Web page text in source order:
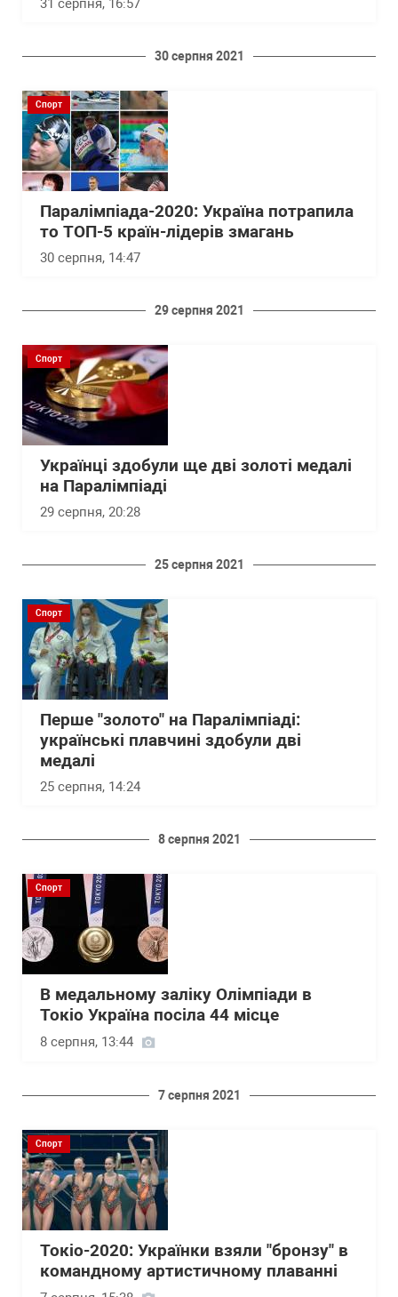
31 серпня, 16:57
30 серпня 2021
Спорт
Паралімпіада-2020: Україна потрапила
то ТОП-5 країн-лідерів змагань
30 серпня, 14:47
29 серпня 2021
Спорт
Українці здобули ще дві золоті медалі
на Паралімпіаді
29 серпня, 20:28
25 серпня 2021
Спорт
Перше "золото" на Паралімпіаді:
українські плавчині здобули дві
медалі
25 серпня, 14:24
8 серпня 2021
Спорт
В медальному заліку Олімпіади в
Токіо Україна посіла 44 місце
8 серпня, 13:44
7 серпня 2021
Спорт
Токіо-2020: Українки взяли "бронзу" в
командному артистичному плаванні